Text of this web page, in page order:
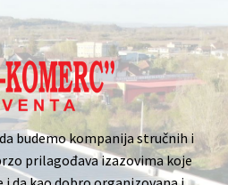
budemo kompanija stručnih i
prilagođava izazovima koje